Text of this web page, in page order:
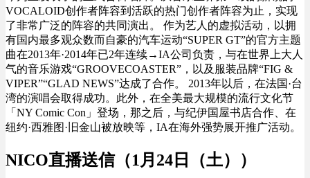
VOCALOID创作者阵容到 活跃的热门创作者阵容为止，实现
了非常 广泛的阵容的共同演出 。 作为艺人的虚拟活动，以拥
有国内最多观众数而自豪的汽车运动“SUPER GT”的官方主题
曲在2013年·2014年已2年连续→IA公司负责，与在世界上大人
气的音乐游戏“GROOVECOASTER”，以及 服装品牌“FIG &
VIPER”“GLAD NEWS”达成了合作。 2013年以后，在法国·台
湾的演唱会取得成功。此外 ，在全美最大规模的流行文化节
「NY Comic Con」 登场 ， 那之 后，与纪伊国屋书店合作、在
纽约·西雅图· 旧金山被放映等，IA在海外强势展开推广活动。
NICO直播送信（1月24日 （土） ）